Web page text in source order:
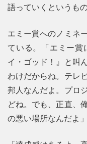
語っていくというもの
エミー賞へのノミネ
ている。「エミー
イ・ゴッド！』と叫
わけだからね。テレ
邦人なんだよ。プロ
どね。でも、正直、
の悪い場所なんだよ」